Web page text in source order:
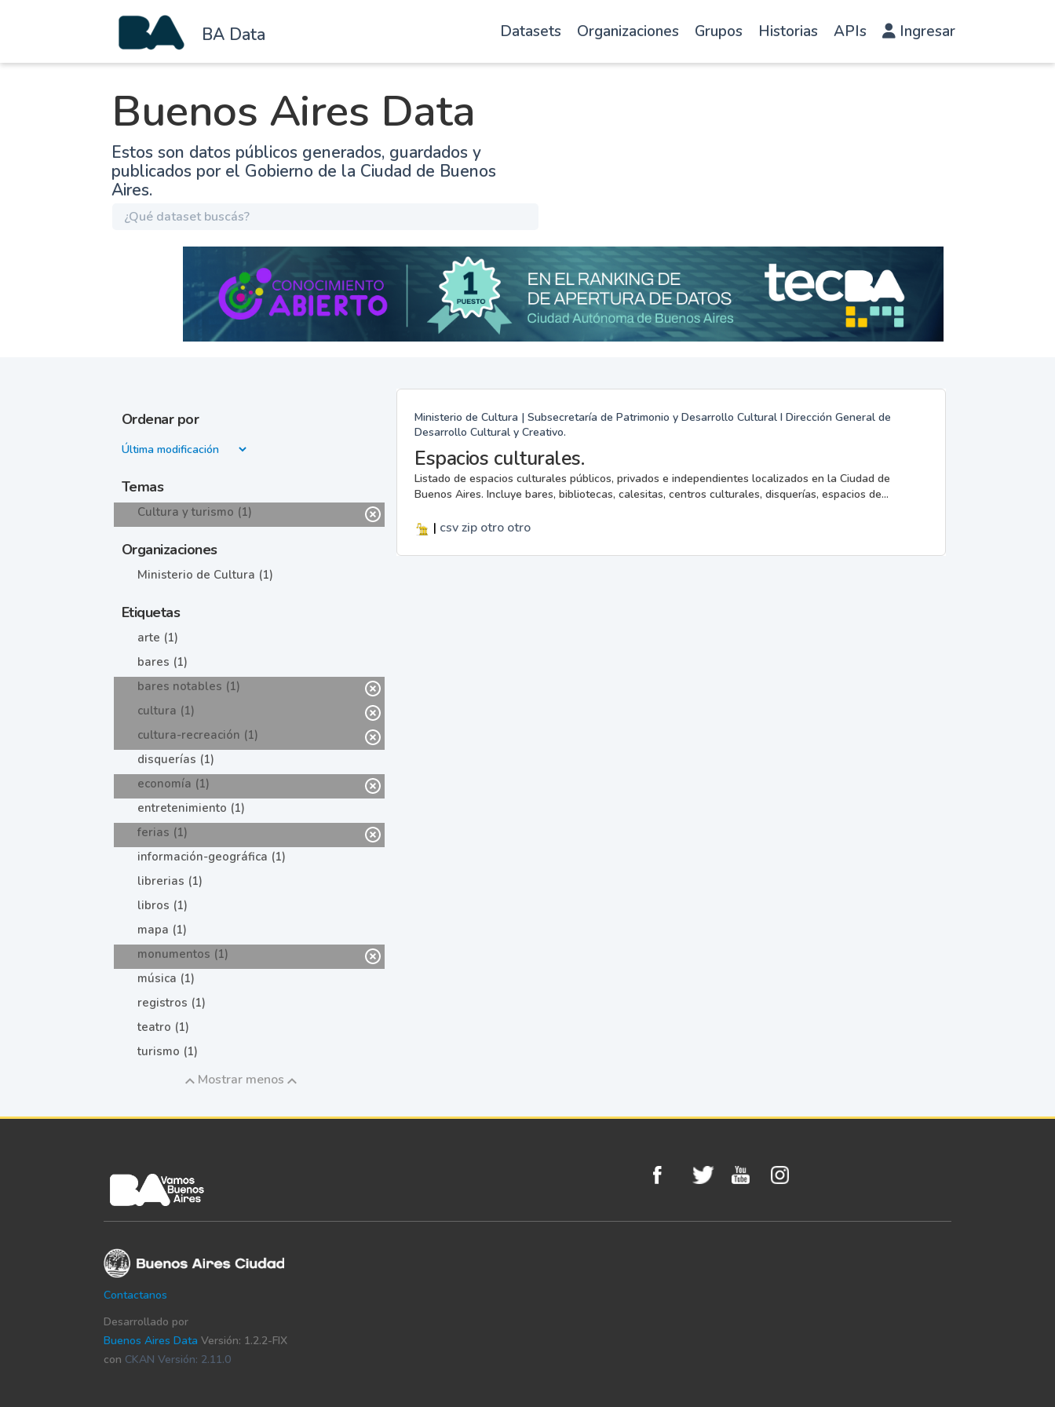
BA Data Datasets Organizaciones Grupos Historias APIs Ingresar
Buenos Aires Data
Estos son datos públicos generados, guardados y
publicados por el Gobierno de la Ciudad de Buenos
Aires.
Ordenar por
Temas
Cultura y turismo (1)
Organizaciones
Ministerio de Cultura (1)
Etiquetas
arte (1)
bares (1)
bares notables (1)
cultura (1)
cultura-recreación (1)
disquerías (1)
economía (1)
entretenimiento (1)
ferias (1)
información-geográfica (1)
librerias (1)
libros (1)
mapa (1)
monumentos (1)
música (1)
registros (1)
teatro (1)
turismo (1)
Mostrar menos
Ministerio de Cultura | Subsecretaría de Patrimonio y Desarrollo Cultural I Dirección General de
Desarrollo Cultural y Creativo.
Espacios culturales.
Listado de espacios culturales públicos, privados e independientes localizados en la Ciudad de
Buenos Aires. Incluye bares, bibliotecas, calesitas, centros culturales, disquerías, espacios de...
| csvzip otro otro
Contactanos
Desarrollado por
Buenos Aires Data Versión: 1.2.2-FIX
con CKAN Versión: 2.11.0